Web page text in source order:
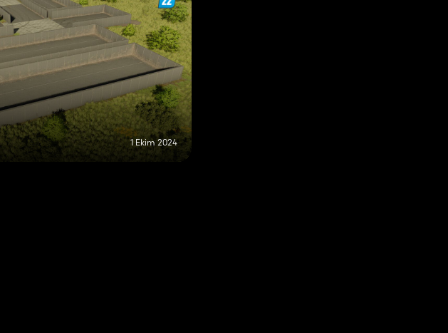
1 Ekim 2024